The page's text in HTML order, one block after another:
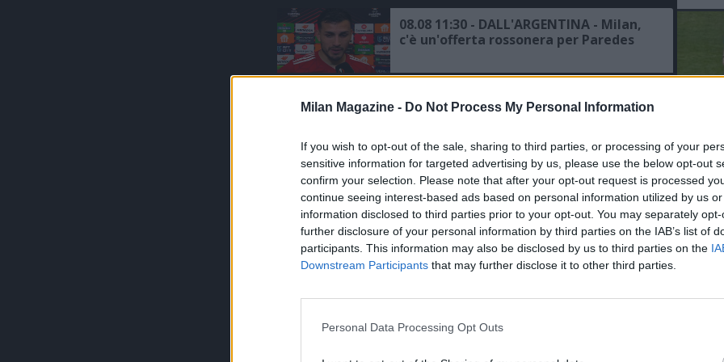
Milan Magazine - Do Not Process My Personal Information
If you wish to opt-out of the sale, sharing to third parties, or processing of your
sensitive information for targeted advertising by us, please use the below opt-out
confirm your selection. Please note that after your opt-out request is processed
continue seeing interest-based ads based on personal information utilized by us
information disclosed to third parties prior to your opt-out. You may separately
further disclosure of your personal information by third parties on the IAB’s list of
participants. This information may also be disclosed by us to third parties on the
Downstream Participants that may further disclose it to other third parties.
Personal Data Processing Opt Outs
08.08 11:30 - DALL'ARGENTINA - Milan,
c'è un'offerta rossonera per Paredes
07.08 19:43 - SKY - Milan, Jashari:
"Amorim? Mi piace il suo calcio, è un
grande rispetto per il mister"
07.08 19:31 - UFFICIALE - Milan,
risoluzione consensuale con Bennacer,
il comunicato
07.08 17:59 - AMICHEVOLI - Milan-
Chelsea, le probabili formazioni
07.08 14:16 - MILAN - Amorim: "Il
del